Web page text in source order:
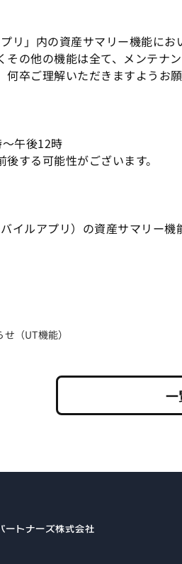
リ」内の資産サマリー機能にお
の他の機能は全て、メンテナ
卒ご理解いただきますようお願
午後12時
する可能性がございます。
イルアプリ）の資産サマリー機
（UT機能）
一